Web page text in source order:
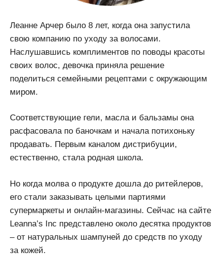
Леанне Арчер было 8 лет, когда она запустила
свою компанию по уходу за волосами.
Наслушавшись комплиментов по поводы красоты
своих волос, девочка приняла решение
поделиться семейными рецептами с окружающим
миром.
Соответствующие гели, масла и бальзамы она
расфасовала по баночкам и начала потихоньку
продавать. Первым каналом дистрибуции,
естественно, стала родная школа.
Но когда молва о продукте дошла до ритейлеров,
его стали заказывать целыми партиями
супермаркеты и онлайн-магазины. Сейчас на сайте
Leanna’s Inc представлено около десятка продуктов
– от натуральных шампуней до средств по уходу
за кожей.